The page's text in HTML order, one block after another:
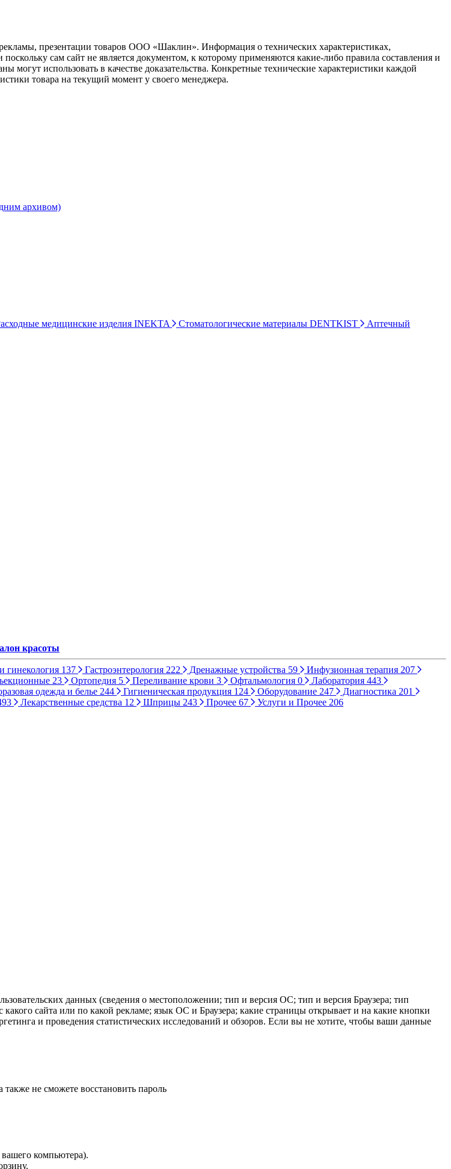
презентации товаров ООО «Шаклин». Информация о технических характеристиках,
сам сайт не является документом, к которому применяются какие-либо правила составления и
могут использовать в качестве доказательства. Конкретные технические характеристики каждой
товара на текущий момент у своего менеджера.
архивом)
медицинские изделия INEKTA Стоматологические материалы DENTKIST
Аптечный
красоты
гинекология 137 Гастроэнтерология 222 Дренажные устройства 59 Инфузионная терапия 207
23 Ортопедия 5 Переливание крови 3 Офтальмология 0 Лаборатория 443
одежда и белье 244 Гигиеническая продукция 124 Оборудование 247 Диагностика 201
Лекарственные средства 12 Шприцы 243 Прочее 67 Услуги и Прочее 206
данных (сведения о местоположении; тип и версия ОС; тип и версия Браузера; тип
сайта или по какой рекламе; язык ОС и Браузера; какие страницы открывает и на какие кнопки
и проведения статистических исследований и обзоров. Если вы не хотите, чтобы ваши данные
также не сможете восстановить пароль
вашего компьютера).